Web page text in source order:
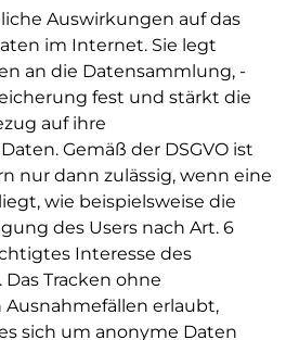
Auswirkungen auf das
im Internet. Sie legt
an die Datensammlung, -
fest und stärkt die
auf ihre
Gemäß der DSGVO ist
nur dann zulässig, wenn eine
wie beispielsweise die
des Users nach Art. 6
Interesse des
Tracken ohne
erlaubt,
sich um anonyme Daten